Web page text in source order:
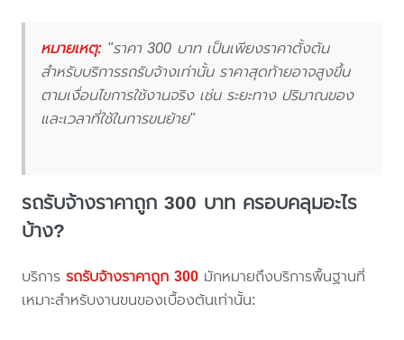
หมายเหตุ:"ราคา 300 บาท เป็นเพียงราคาตั้งต้น
สำหรับบริการรถรับจ้างเท่านั้น ราคาสุดท้ายอาจสูงขึ้น
ตามเงื่อนไขการใช้งานจริง เช่น ระยะทาง ปริมาณของ
และเวลาที่ใช้ในการขนย้าย"
รถรับจ้างราคาถูก 300 บาท ครอบคลุมอะไร
บ้าง?
บริการรถรับจ้างราคาถูก 300 มักหมายถึงบริการพื้นฐานที่
เหมาะสำหรับงานขนของเบื้องต้นเท่านั้น: